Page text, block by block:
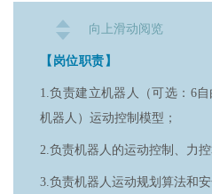
【岗位要求】
1.拥有计算机科学、机器人学
2.具备NeRF、3DGS、Dust3R
向上滑动阅览
【岗位职责】
1.负责建立机器人（可选：6
机器人）运动控制模型；
2.负责机器人的运动控制、力控
3.负责机器人运动规划算法和